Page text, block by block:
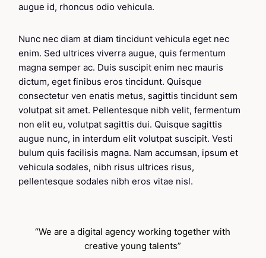
augue id, rhoncus odio vehicula.
Nunc nec diam at diam tincidunt vehicula eget nec
enim. Sed ultrices viverra augue, quis fermentum
magna semper ac. Duis suscipit enim nec mauris
dictum, eget finibus eros tincidunt. Quisque
consectetur ven enatis metus, sagittis tincidunt sem
volutpat sit amet. Pellentesque nibh velit, fermentum
non elit eu, volutpat sagittis dui. Quisque sagittis
augue nunc, in interdum elit volutpat suscipit. Vesti
bulum quis facilisis magna. Nam accumsan, ipsum et
vehicula sodales, nibh risus ultrices risus,
pellentesque sodales nibh eros vitae nisl.
“We are a digital agency working together with
creative young talents”